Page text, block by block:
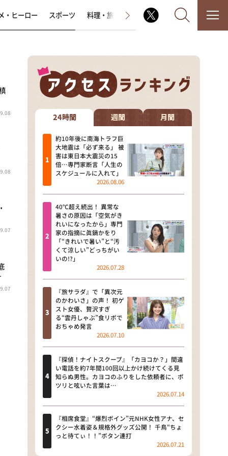
なるみ・岡村の過ぎるTV
相席食堂
これ余談なんですけど・・・
～人生密着トークバラエティ！
～ やすとものいたって真剣です
探偵！ナイトスクープ
news おかえり
河合＆A.B.C-Z塚田×福井アナ
「なんでやねん！？」（news お
かえり）
DAIGOも台所 ～きょうの献立 何
にする？～
本日はダイアンなり！シーズン２
朝だ！生です旅サラダ
教えて！ニュースライブ 正義の
ミカタ
ＬＩＦＥ～夢のカタチ～
新婚さんいらっしゃい！
ポツンと一軒家
ザキ山小屋本館
・ヒーロー スポーツ 料理・旅 ラジオ番組 その他
24時間 週間 月間
約10年後に南海トラフ巨
大地震は「必ず来る」 被
害は東日本大震災の15
倍…専門家断言「人生の
スケジュールに入れて」
2026.08.06
40℃超え続出！ 異常な
暑さの原因は「空気がき
れいになったから」専門
家の指摘に眞鍋かをり
「“きれいで暑い”と“汚
くて涼しい”どっちがい
いの!?」
2026.07.28
『旅サラダ』で「異次元
のかわいさ」の声！ 初ゲ
スト女優、贅沢すぎ
る“雲丹しゃぶ”食リポで
おちゃめ発言
2026.07.10
『探偵！ナイトスクープ』「カヨコか？」間違
い電話を約7年間100回以上かけ続けてくる見
知らぬ男性。カヨコのふりをした依頼者に、ポ
ツリと呟いた言葉は…
2026.07.14
『相席食堂』“爆烈ボイン”元NHK女性アナ、セ
クシー水着姿＆規格外グッズ公開！ 千鳥“ちょ
っと待てぃ！！”ボタン連打
2026.07.21